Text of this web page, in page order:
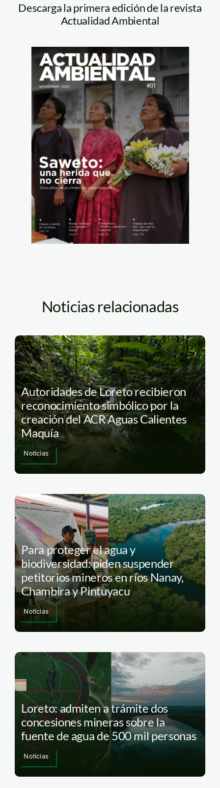
Descarga la primera edición de la revista
Actualidad Ambiental
Noticias relacionadas
Autoridades de Loreto recibieron
reconocimiento simbólico por la
creación del ACR Aguas Calientes
Maquía
Noticias
Para proteger el agua y
biodiversidad: piden suspender
petitorios mineros en ríos Nanay,
Chambira y Pintuyacu
Noticias
Loreto: admiten a trámite dos
concesiones mineras sobre la
fuente de agua de 500 mil personas
Noticias